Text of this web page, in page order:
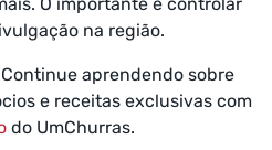
na região.
aprendendo sobre
e receitas exclusivas com
do UmChurras.